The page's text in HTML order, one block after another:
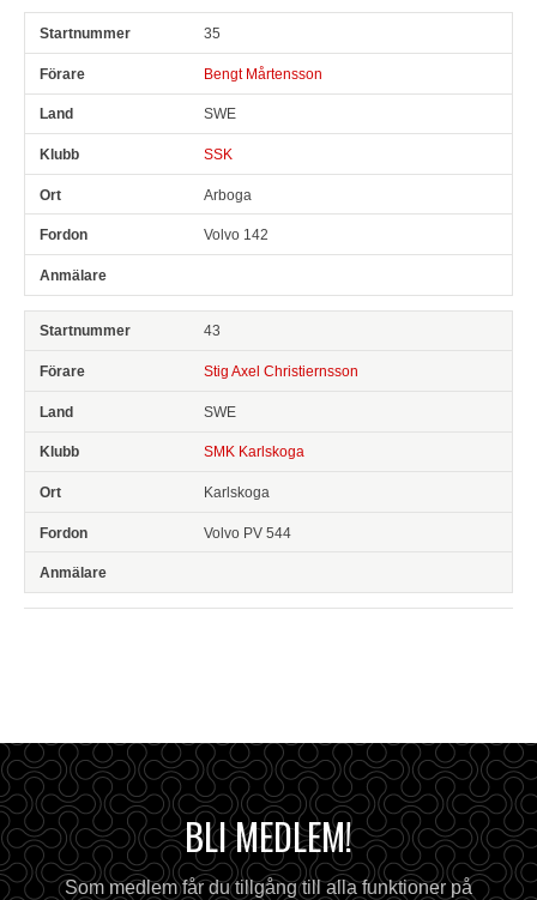
35
Bengt Mårtensson
SWE
SSK
Arboga
Volvo 142
43
Stig Axel Christiernsson
SWE
SMK Karlskoga
Karlskoga
Volvo PV 544
BLI MEDLEM!
Som medlem får du tillgång till alla funktioner på